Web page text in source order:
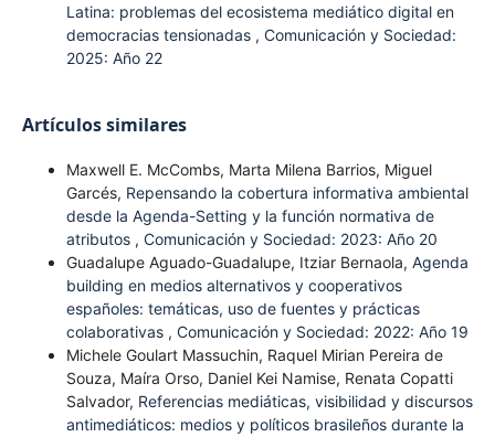
Latina: problemas del ecosistema mediático digital en
democracias tensionadas , Comunicación y Sociedad:
2025: Año 22
Artículos similares
Maxwell E. McCombs, Marta Milena Barrios, Miguel
Garcés, Repensando la cobertura informativa ambiental
desde la Agenda-Setting y la función normativa de
atributos , Comunicación y Sociedad: 2023: Año 20
Guadalupe Aguado-Guadalupe, Itziar Bernaola, Agenda
building en medios alternativos y cooperativos
españoles: temáticas, uso de fuentes y prácticas
colaborativas , Comunicación y Sociedad: 2022: Año 19
Michele Goulart Massuchin, Raquel Mirian Pereira de
Souza, Maíra Orso, Daniel Kei Namise, Renata Copatti
Salvador, Referencias mediáticas, visibilidad y discursos
antimediáticos: medios y políticos brasileños durante la